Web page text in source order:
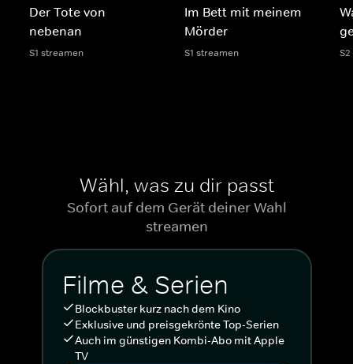
Der Tote von
nebenan
S1 streamen
Im Bett mit meinem
Mörder
S1 streamen
Wähl, was zu dir passt
Sofort auf dem Gerät deiner Wahl
streamen
Filme & Serien
Blockbuster kurz nach dem Kino
Exklusive und preisgekrönte Top-Serien
Auch im günstigen Kombi-Abo mit Apple
TV